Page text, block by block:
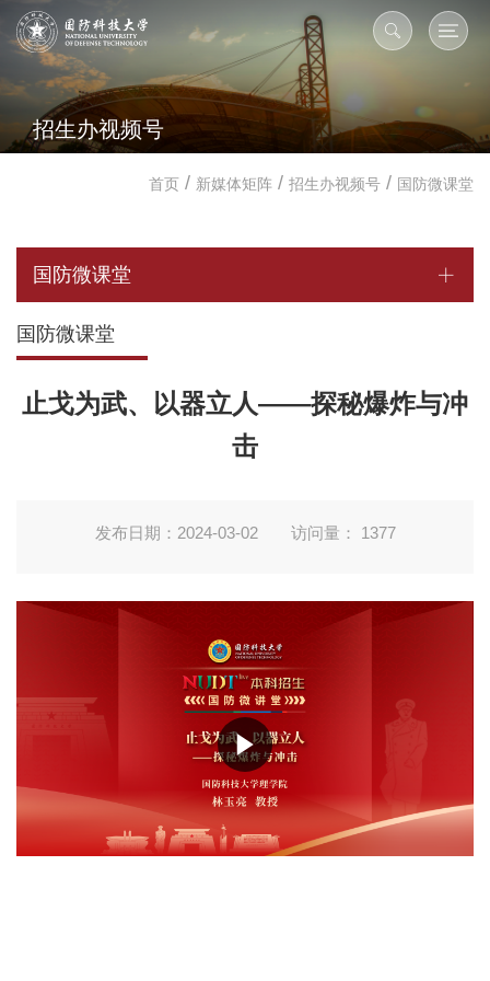
招生办视频号
首页 / 新媒体矩阵 / 招生办视频号 / 国防微课堂
国防微课堂
国防微课堂
止戈为武、以器立人——探秘爆炸与冲
击
发布日期：2024-03-02 访问量： 1377